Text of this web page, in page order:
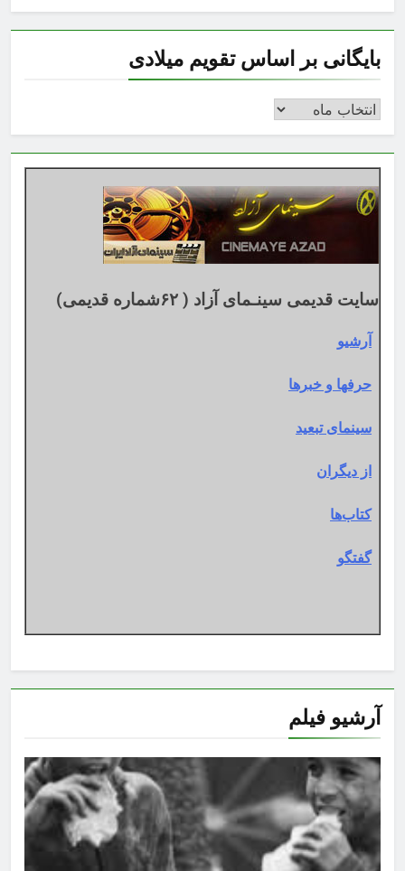
بایگانی بر اساس تقویم میلادی
بایگانی
اساس
تقویم
میلادی
سایت قدیمی سینـمای آزاد ( ۶۲شماره قدیمی)
آرشیو
حرفها و خبرها
سینمای تبعید
از دیگران
کتاب‌ها
گفتگو
آرشیو فیلم